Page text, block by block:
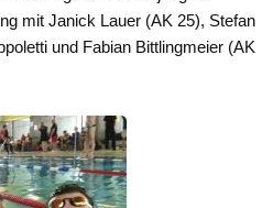
mit Janick Lauer (AK 25), Stefan
und Fabian Bittlingmeier (AK